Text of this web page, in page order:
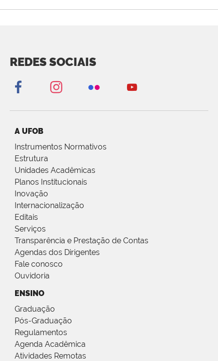
REDES SOCIAIS
A UFOB
Instrumentos Normativos
Estrutura
Unidades Acadêmicas
Planos Institucionais
Inovação
Internacionalização
Editais
Serviços
Transparência e Prestação de Contas
Agendas dos Dirigentes
Fale conosco
Ouvidoria
ENSINO
Graduação
Pós-Graduação
Regulamentos
Agenda Acadêmica
Atividades Remotas